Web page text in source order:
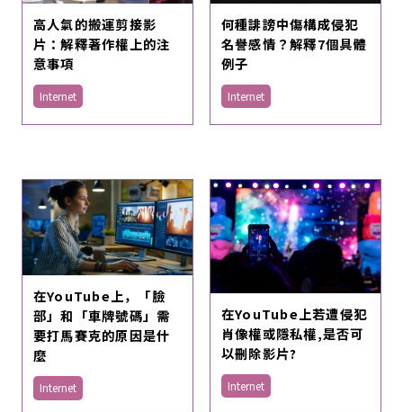
高人氣的搬運剪接影
片：解釋著作權上的注
意事項
Internet
何種誹謗中傷構成侵犯
名譽感情？解釋7個具體
例子
Internet
在YouTube上，「臉
部」和「車牌號碼」需
要打馬賽克的原因是什
麼
Internet
在YouTube上若遭侵犯
肖像權或隱私權,是否可
以刪除影片?
Internet